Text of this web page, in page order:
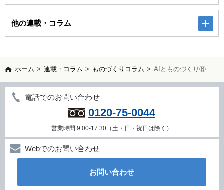
他の連載・コラム
ホーム > 連載・コラム > ものづくりコラム > AIとものづくり⑥
電話でのお問い合わせ
0120-75-0044
営業時間 9:00-17:30（土・日・祝日は除く）
Webでのお問い合わせ
お問い合わせ